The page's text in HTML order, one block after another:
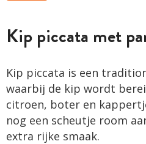
Kip piccata met
Kip piccata is een
waarbij de kip wordt
citroen, boter en
nog een scheutje room
extra rijke smaak.